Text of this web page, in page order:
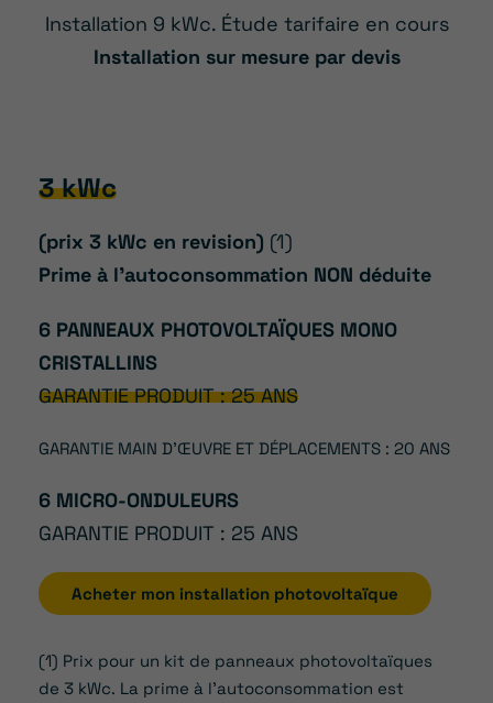
Installation 9 kWc. Étude tarifaire en cours
Installation sur mesure par devis
3 kWc
(prix 3 kWc en revision) (1)
Prime à l’autoconsommation NON déduite
6 PANNEAUX PHOTOVOLTAÏQUES MONO
CRISTALLINS
GARANTIE PRODUIT : 25 ANS
GARANTIE MAIN D’ŒUVRE ET DÉPLACEMENTS : 20 ANS
6 MICRO-ONDULEURS
GARANTIE PRODUIT : 25 ANS
Acheter mon installation photovoltaïque
(1) Prix pour un kit de panneaux photovoltaïques
de 3 kWc. La prime à l’autoconsommation est